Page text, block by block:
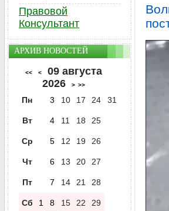
Правовой
Консультант
АРХИВ НОВОСТЕЙ
<< <
09 августа
2026
> >>
Пн 3 10 17 24 31
Вт 4 11 18 25
Ср 5 12 19 26
Чт 6 13 20 27
Пт 7 14 21 28
Сб 1 8 15 22 29